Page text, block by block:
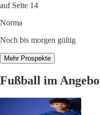
auf Seite 14
Norma
Noch bis morgen gültig
Mehr Prospekte
Fußball im